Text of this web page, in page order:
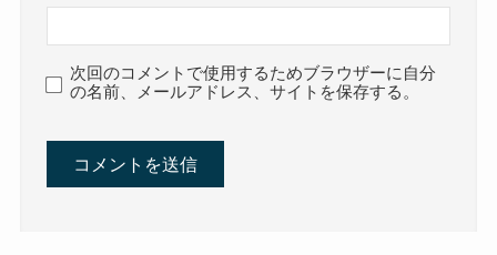
次回のコメントで使用するためブラウザーに自分
の名前、メールアドレス、サイトを保存する。